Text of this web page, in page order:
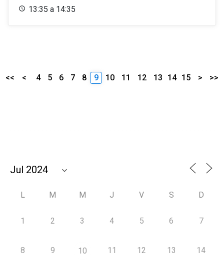
13:35 a 14:35
<< < 4 5 6 7 8 9 10 11 12 13 14 15 > >>
L M M J V S D
1 2 3 4 5 6 7
8 9 10 11 12 13 14